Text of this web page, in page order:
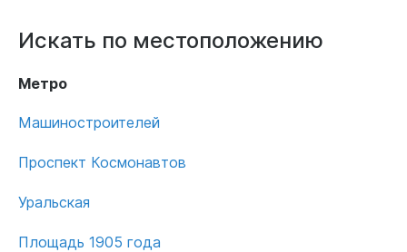
Искать по местоположению
Метро
Машиностроителей
Проспект Космонавтов
Уральская
Площадь 1905 года